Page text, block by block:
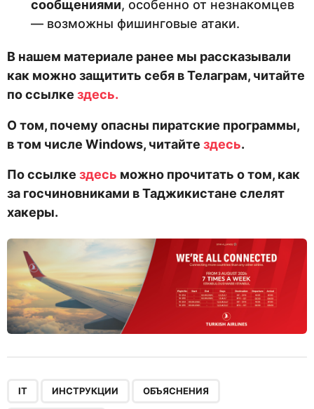
сообщениями, особенно от незнакомцев
— возможны фишинговые атаки.
В нашем материале ранее мы рассказывали
как можно защитить себя в Телаграм, читайте
по ссылке здесь.
О том, почему опасны пиратские программы,
в том числе Windows, читайте здесь.
По ссылке здесь можно прочитать о том, как
за госчиновниками в Таджикистане слелят
хакеры.
IT ИНСТРУКЦИИ ОБЪЯСНЕНИЯ